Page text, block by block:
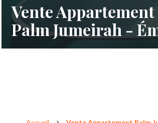
Vente Appartement
Palm Jumeirah -